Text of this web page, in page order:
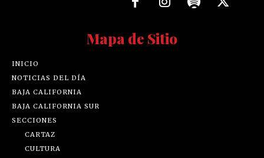
Mapa de Sitio
INICIO
NOTICIAS DEL DÍA
BAJA CALIFORNIA
BAJA CALIFORNIA SUR
SECCIONES
CARTAZ
CULTURA